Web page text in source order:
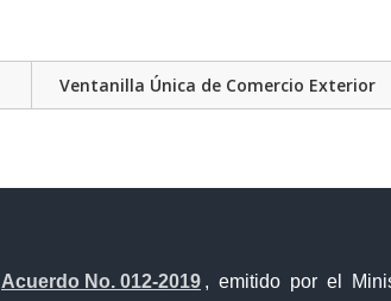
Acuerdo No. 012-2019 , emitido por el
Ventanilla Única de Comercio Exterior